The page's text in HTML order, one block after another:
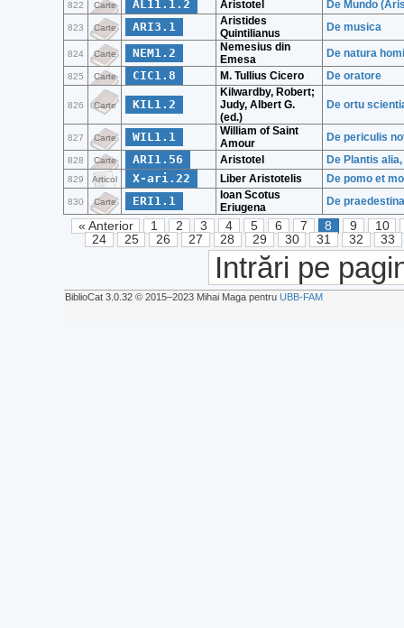
822 Carte AL11.1.2 Aristotel De Mundo
823 Carte ARI3.1
Aristides
Quintilianus
De musica
824 Carte NEM1.2
Nemesius din
Emesa
De natura
825 Carte CIC1.8 M. Tullius Cicero De oratore
826 Carte KIL1.2
Kilwardby, Robert;
Judy, Albert G.
(ed.)
De ortu
827 Carte WIL1.1
William of Saint
Amour
De periculis
828 Carte ARI1.56 Aristotel De Plantis
829 Articol X-ari.22 Liber Aristotelis De pomo et
830 Carte ERI1.1
Ioan Scotus
Eriugena
De
« Anterior 1 2 3 4 5 6 7 8 9
10
24
25 26 27 28 29 30 31 32 33
Intrări pe
BiblioCat 3.0.32 © 2015‒2023 Mihai Maga pentru UBB-FAM